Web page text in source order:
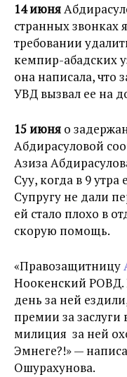
14 июня
странных звонках
требовании
кемпир-абадских
она написала, что
УВД вызвал ее на
15 июня о
Абдирасуловой
Азиза
Суу, когда в 9
Супругу не дали
ей стало плохо в
скорую помощь.
«Правозащитницу
Ноокенский РОВД.
день за ней
премии за
милиция за ней
Эмнеге?!» —
Ошурахунова.